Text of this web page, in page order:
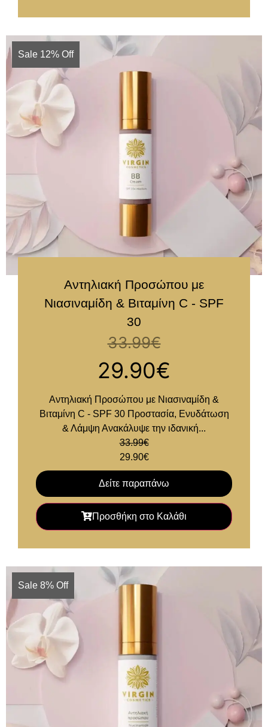
Sale 12% Off
Αντηλιακή Προσώπου με
Νιασιναμίδη & Βιταμίνη C - SPF
30
33.99€
29.90€
Αντηλιακή Προσώπου με Νιασιναμίδη &
Βιταμίνη C - SPF 30 Προστασία, Ενυδάτωση
& Λάμψη Ανακάλυψε την ιδανική...
33.99€
29.90€
Δείτε παραπάνω
Προσθήκη στο Καλάθι
Sale 8% Off